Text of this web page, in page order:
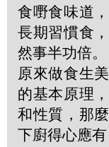
食嘢食味道
長期習慣食
然事半功倍。
原來做食生
的基本原理
和性質，那
下廚得心應